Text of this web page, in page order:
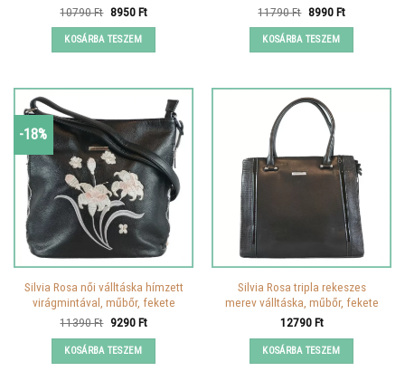
10790Ft Original
was:
10790 Ft.
8950FtCurrent
KOSÁRBA TESZEM
11790Ft Original
was:
11790 Ft.
8990FtCurrent
KOSÁRBA TESZEM
-18%
Silvia Rosa női válltáska hímzett
virágmintával, műbőr, fekete
11390Ft Original
was:
11390 Ft.
9290FtCurrent
KOSÁRBA TESZEM
Silvia Rosa tripla rekeszes
merev válltáska, műbőr, fekete
12790Ft
KOSÁRBA TESZEM